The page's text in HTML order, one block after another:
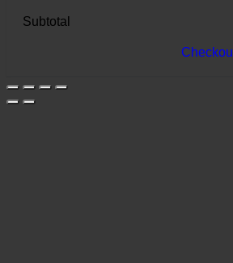
Subtotal